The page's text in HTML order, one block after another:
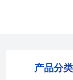
产品分类